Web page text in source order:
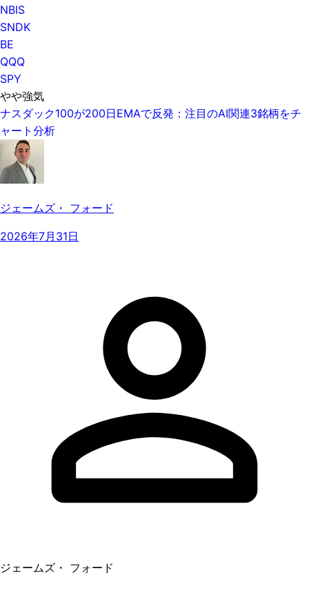
NBIS
SNDK
BE
QQQ
SPY
やや強気
ナスダック100が200日EMAで反発：注目のAI関連3銘柄をチ
ャート分析
ジェームズ・ フォード
2026年7月31日
ジェームズ・ フォード